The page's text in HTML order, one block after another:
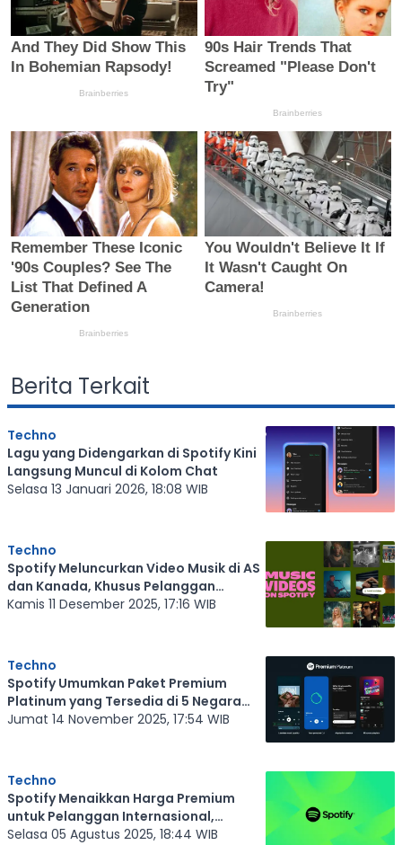
Berita Terkait
Techno
Lagu yang Didengarkan di Spotify Kini
Langsung Muncul di Kolom Chat
Selasa 13 Januari 2026, 18:08 WIB
Techno
Spotify Meluncurkan Video Musik di AS
dan Kanada, Khusus Pelanggan
Premium
Kamis 11 Desember 2025, 17:16 WIB
Techno
Spotify Umumkan Paket Premium
Platinum yang Tersedia di 5 Negara
Berikut
Jumat 14 November 2025, 17:54 WIB
Techno
Spotify Menaikkan Harga Premium
untuk Pelanggan Internasional,
Berapa?
Selasa 05 Agustus 2025, 18:44 WIB